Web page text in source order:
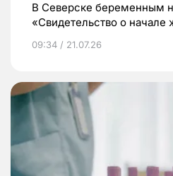
В Северске беременным
«Свидетельство о начале
09:34 / 21.07.26